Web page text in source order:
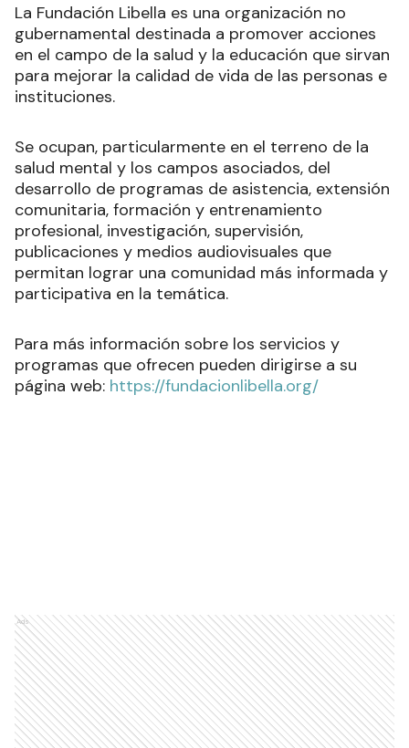
La Fundación Libella es una organización no
gubernamental destinada a promover acciones
en el campo de la salud y la educación que sirvan
para mejorar la calidad de vida de las personas e
instituciones.
Se ocupan, particularmente en el terreno de la
salud mental y los campos asociados, del
desarrollo de programas de asistencia, extensión
comunitaria, formación y entrenamiento
profesional, investigación, supervisión,
publicaciones y medios audiovisuales que
permitan lograr una comunidad más informada y
participativa en la temática.
Para más información sobre los servicios y
programas que ofrecen pueden dirigirse a su
página web: https://fundacionlibella.org/
Ads